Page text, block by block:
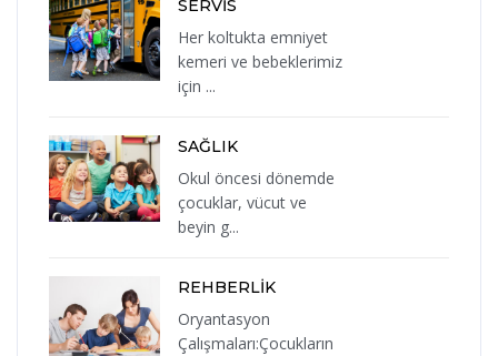
SERVİS
Her koltukta emniyet
kemeri ve bebeklerimiz
için ...
SAĞLIK
Okul öncesi dönemde
çocuklar, vücut ve
beyin g...
REHBERLİK
Oryantasyon
Çalışmaları:Çocukların